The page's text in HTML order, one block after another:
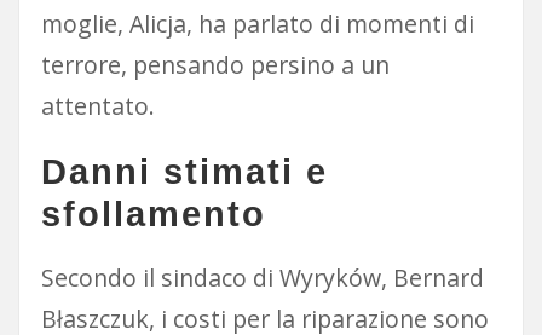
moglie, Alicja, ha parlato di momenti di
terrore, pensando persino a un
attentato.
Danni stimati e
sfollamento
Secondo il sindaco di Wyryków, Bernard
Błaszczuk, i costi per la riparazione sono